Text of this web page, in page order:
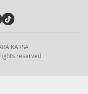
KARSA
reserved